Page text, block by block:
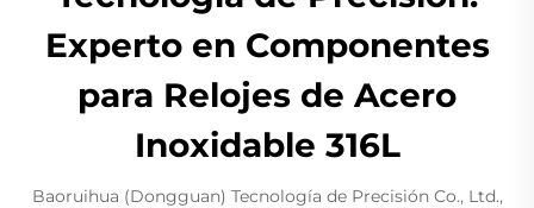
Experto en Componentes
para Relojes de Acero
Inoxidable 316L
Baoruihua (Dongguan) Tecnología de Precisión Co., Ltd.,